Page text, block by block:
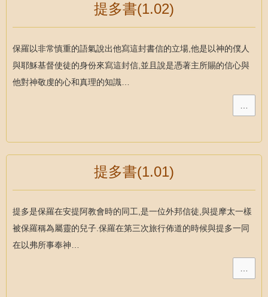
提多書(1.02)
保羅以非常慎重的語氣說出他寫這封書信的立場,他是以神的僕人
與耶穌基督使徒的身份來寫這封信,並且說是憑著主所賜的信心與
他對神敬虔的心和真理的知識…
…
提多書(1.01)
提多是保羅在安提阿教會時的同工,是一位外邦信徒,與提摩太一樣
被保羅稱為屬靈的兒子.保羅在第三次旅行佈道的時候與提多一同
在以弗所事奉神…
…